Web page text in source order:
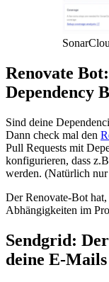
Renovate
Dependency
Sind deine
Dann check mal den
Pull Requests mit
konfigurieren, dass
werden. (Natürlich
Der Renovate-Bot
Abhängigkeiten im
Sendgrid:
deine E-Mails